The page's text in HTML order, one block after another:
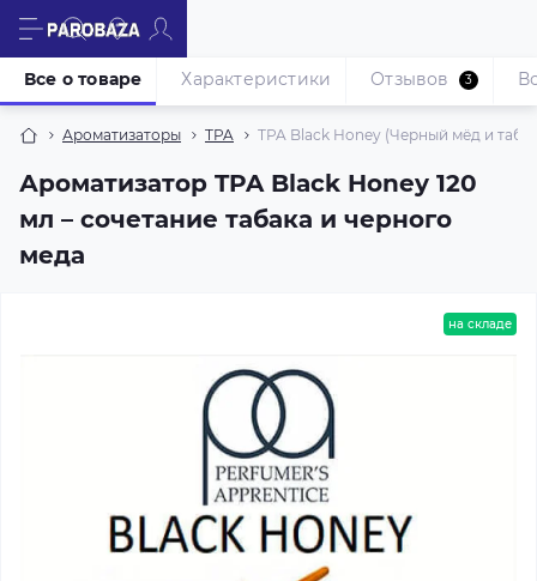
Ароматизаторы TPA TPA Black Honey (Черный мёд и
Ароматизатор TPA Black Honey 120
мл – сочетание табака и черного
меда
Все о товаре Характеристики Отзывов 3
на складе